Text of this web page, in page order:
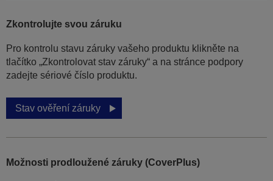
Zkontrolujte svou záruku
Pro kontrolu stavu záruky vašeho produktu klikněte na
tlačítko „Zkontrolovat stav záruky“ a na stránce podpory
zadejte sériové číslo produktu.
Stav ověření záruky
Možnosti prodloužené záruky (CoverPlus)